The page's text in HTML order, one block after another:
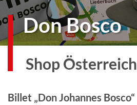
Don Bosco
Shop Österreich
Billet „Don Johannes Bosco“